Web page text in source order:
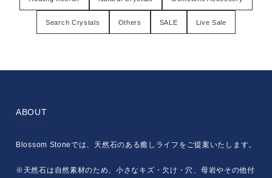
Search Crystals Others SALE Live Sale
ABOUT
Blossom Stoneでは、天然石のある癒しライフをご提案いたします。
※天然石は自然素材のため、小さなキズ・欠け・穴、母岩やその他付